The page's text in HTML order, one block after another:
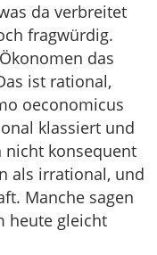
da verbreitet
fragwürdig.
das
ist rational,
oeconomicus
klassiert und
nicht konsequent
als irrational, und
Manche sagen
heute gleicht